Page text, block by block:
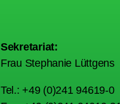
Sekretariat:
Frau Stephanie Lüttgens
Tel.: +49 (0)241 94619-0